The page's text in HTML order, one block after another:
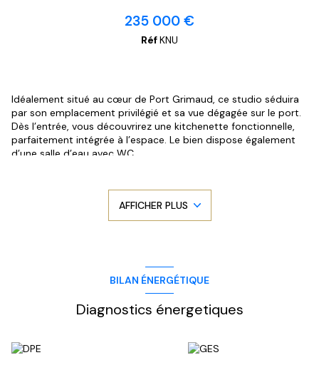
235 000 €
RéfKNU
Idéalement situé au cœur de Port Grimaud, ce studio séduira
par son emplacement privilégié et sa vue dégagée sur le port.
Dès l’entrée, vous découvrirez une kitchenette fonctionnelle,
parfaitement intégrée à l’espace. Le bien dispose également
d’une salle d’eau avec WC.
véritable atout pour profiter pleinement de l’atmosphère
unique de Port Grimaud.
Idéal comme pied-à-terre ou investissement locatif, ce
sont disponibles sur le site Géorisques
AFFICHER PLUS
BILAN ÉNERGÉTIQUE
Diagnostics énergetiques